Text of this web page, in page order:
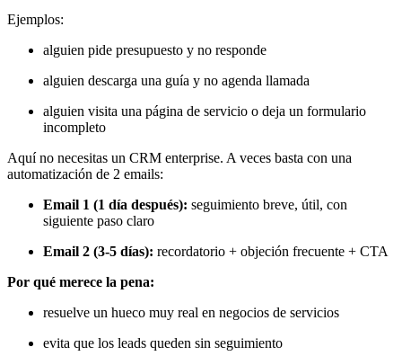
Ejemplos:
alguien pide presupuesto y no responde
alguien descarga una guía y no agenda llamada
alguien visita una página de servicio o deja un formulario
incompleto
Aquí no necesitas un CRM enterprise. A veces basta con una
automatización de 2 emails:
Email 1 (1 día después): seguimiento breve, útil, con
siguiente paso claro
Email 2 (3-5 días): recordatorio + objeción frecuente + CTA
Por qué merece la pena:
resuelve un hueco muy real en negocios de servicios
evita que los leads queden sin seguimiento